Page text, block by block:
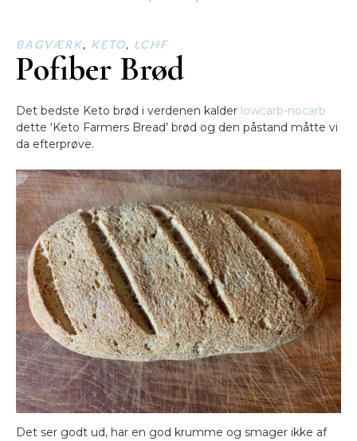
BAGVÆRK, KETO, LCHF
Pofiber Brød
Det bedste Keto brød i verdenen kalder lowcarb-nocarb
dette ‘Keto Farmers Bread’ brød og den påstand måtte vi
da efterprøve.
Det ser godt ud, har en god krumme og smager ikke af